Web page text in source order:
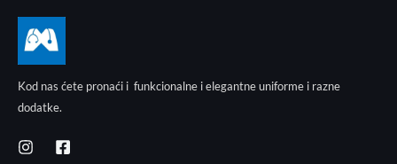
Kod nas ćete pronaći i funkcionalne i elegantne uniforme i razne
dodatke.